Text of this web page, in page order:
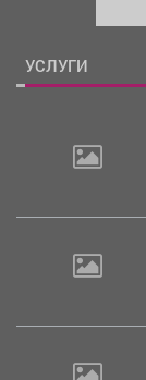
УСЛУГИ